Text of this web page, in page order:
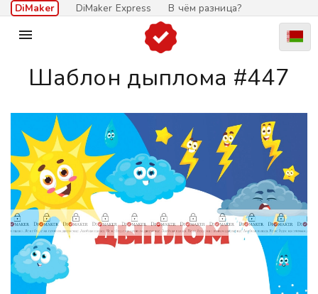
DiMaker DiMaker Express В чём разница?

Шаблон дыплома #447